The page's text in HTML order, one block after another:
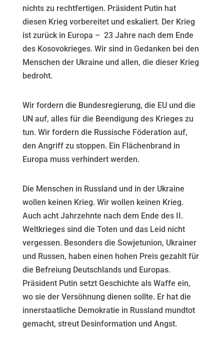
nichts zu rechtfertigen. Präsident Putin hat
diesen Krieg vorbereitet und eskaliert. Der Krieg
ist zurück in Europa – 23 Jahre nach dem Ende
des Kosovokrieges. Wir sind in Gedanken bei den
Menschen der Ukraine und allen, die dieser Krieg
bedroht.
Wir fordern die Bundesregierung, die EU und die
UN auf, alles für die Beendigung des Krieges zu
tun. Wir fordern die Russische Föderation auf,
den Angriff zu stoppen. Ein Flächenbrand in
Europa muss verhindert werden.
Die Menschen in Russland und in der Ukraine
wollen keinen Krieg. Wir wollen keinen Krieg.
Auch acht Jahrzehnte nach dem Ende des II.
Weltkrieges sind die Toten und das Leid nicht
vergessen. Besonders die Sowjetunion, Ukrainer
und Russen, haben einen hohen Preis gezahlt für
die Befreiung Deutschlands und Europas.
Präsident Putin setzt Geschichte als Waffe ein,
wo sie der Versöhnung dienen sollte. Er hat die
innerstaatliche Demokratie in Russland mundtot
gemacht, streut Desinformation und Angst.